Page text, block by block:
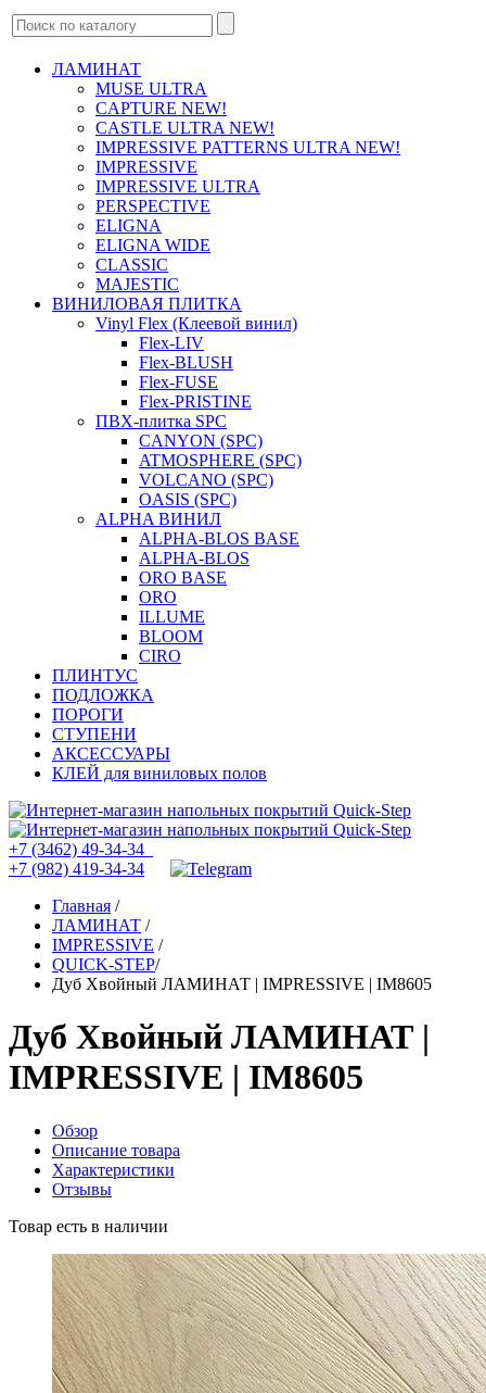
ЛАМИНАТ
MUSE ULTRA
CAPTURE NEW!
CASTLE ULTRA NEW!
IMPRESSIVE PATTERNS ULTRA NEW!
IMPRESSIVE
IMPRESSIVE ULTRA
PERSPECTIVE
ELIGNA
ELIGNA WIDE
CLASSIC
MAJESTIC
ВИНИЛОВАЯ ПЛИТКА
Vinyl Flex (Клеевой винил)
Flex-LIV
Flex-BLUSH
Flex-FUSE
Flex-PRISTINE
ПВХ-плитка SPC
CANYON (SPC)
ATMOSPHERE (SPC)
VOLCANO (SPC)
OASIS (SPC)
ALPHA ВИНИЛ
ALPHA-BLOS BASE
ALPHA-BLOS
ORO BASE
ORO
ILLUME
BLOOM
CIRO
ПЛИНТУС
ПОДЛОЖКА
ПОРОГИ
СТУПЕНИ
АКСЕССУАРЫ
КЛЕЙ для виниловых полов
+7 (3462) 49-34-34
+7 (982) 419-34-34
Главная /
ЛАМИНАТ /
IMPRESSIVE /
QUICK-STEP/
Дуб Хвойный ЛАМИНАТ | IMPRESSIVE | IM8605
Дуб Хвойный ЛАМИНАТ |
IMPRESSIVE | IM8605
Обзор
Описание товара
Характеристики
Отзывы
Товар есть в наличии